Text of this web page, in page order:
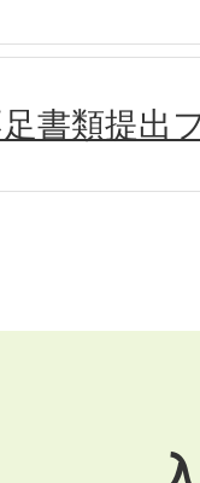
書類提出